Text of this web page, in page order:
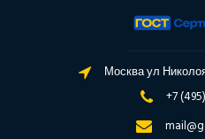
Москва ул
+7